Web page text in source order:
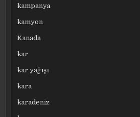
kampanya
kamyon
Kanada
kar
kar yağışı
kara
karadeniz